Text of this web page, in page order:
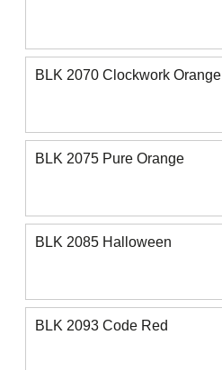
BLK 2070 Clockwork Orange
BLK 2075 Pure Orange
BLK 2085 Halloween
BLK 2093 Code Red